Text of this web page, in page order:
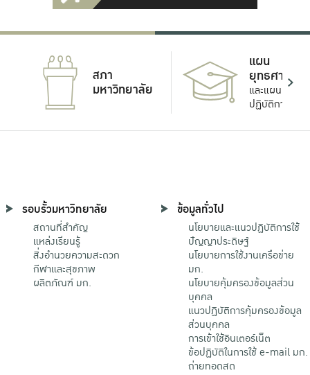
สภา
มหาวิทยาลัย
แผน
ยุทธศาสตร์
และแผน
ปฏิบัติการ
รอบรั้วมหาวิทยาลัย
สถานที่สำคัญ
แหล่งเรียนรู้
สิ่งอำนวยความสะดวก
กีฬาและสุขภาพ
ผลิตภัณฑ์ มก.
ข้อมูลทั่วไป
นโยบายและแนวปฏิบัติการใช้
ปัญญาประดิษฐ์
นโยบายการใช้งานเครือข่าย
มก.
นโยบายคุ้มครองข้อมูลส่วน
บุคคล
แนวปฏิบัติการคุ้มครองข้อมูล
ส่วนบุคคล
การเข้าใช้อินเตอร์เน็ต
ข้อปฏิบัติในการใช้ e-mail มก.
ถ่ายทอดสด